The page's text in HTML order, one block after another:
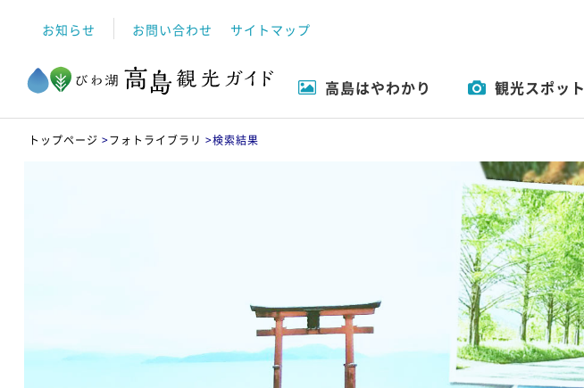
お知らせ お問い合わせ サイトマップ
高島はやわかり
高島市について
観光スポット
自然 イベント
トップページ >フォトライブラリ >検索結果